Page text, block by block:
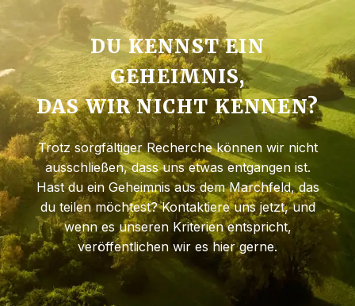
DU KENNST EIN
GEHEIMNIS,
DAS WIR NICHT KENNEN?
Trotz sorgfältiger Recherche können wir nicht
ausschließen, dass uns etwas entgangen ist.
Hast du ein Geheimnis aus dem Marchfeld, das
du teilen möchtest? Kontaktiere uns jetzt, und
wenn es unseren Kriterien entspricht,
veröffentlichen wir es hier gerne.